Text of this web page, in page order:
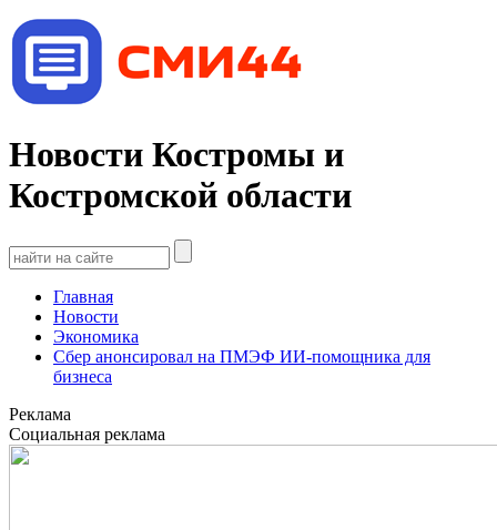
Новости Костромы и
Костромской области
Главная
Новости
Экономика
Сбер анонсировал на ПМЭФ ИИ-помощника для
бизнеса
Реклама
Социальная реклама